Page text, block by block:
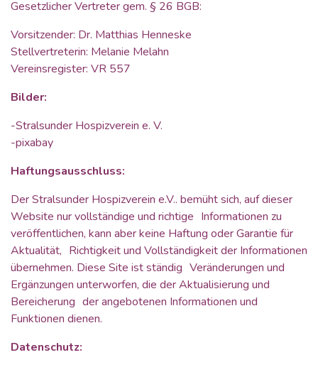
Gesetzlicher Vertreter gem. § 26 BGB:
Vorsitzender: Dr. Matthias Henneske
Stellvertreterin: Melanie Melahn
Vereinsregister: VR 557
Bilder:
-Stralsunder Hospizverein e. V.
-pixabay
Haftungsausschluss:
Der Stralsunder Hospizverein e.V.. bemüht sich, auf dieser
Website nur vollständige und richtige Informationen zu
veröffentlichen, kann aber keine Haftung oder Garantie für
Aktualität, Richtigkeit und Vollständigkeit der Informationen
übernehmen. Diese Site ist ständig Veränderungen und
Ergänzungen unterworfen, die der Aktualisierung und
Bereicherung der angebotenen Informationen und
Funktionen dienen.
Datenschutz: